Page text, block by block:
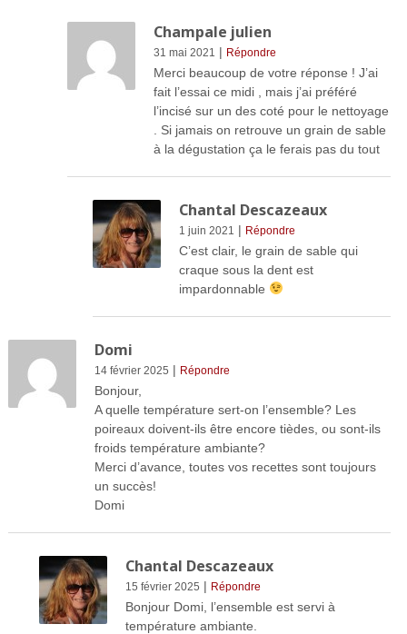
Champale julien
31 mai 2021 | Répondre
Merci beaucoup de votre réponse ! J’ai
fait l’essai ce midi , mais j’ai préféré
l’incisé sur un des coté pour le nettoyage
. Si jamais on retrouve un grain de sable
à la dégustation ça le ferais pas du tout
Chantal Descazeaux
1 juin 2021 | Répondre
C’est clair, le grain de sable qui
craque sous la dent est
impardonnable
Domi
14 février 2025 | Répondre
Bonjour,
A quelle température sert-on l’ensemble? Les
poireaux doivent-ils être encore tièdes, ou sont-ils
froids température ambiante?
Merci d’avance, toutes vos recettes sont toujours
un succès!
Domi
Chantal Descazeaux
15 février 2025 | Répondre
Bonjour Domi, l’ensemble est servi à
température ambiante.